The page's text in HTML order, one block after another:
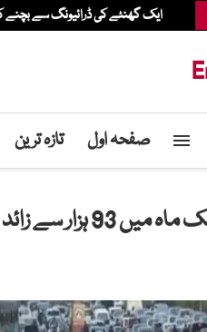
ایک گھنٹے کی ڈرائیونگ سے بچنے کیلئے 69 سالہ شخص ہیلی کاپٹر میں شاپنگ
صفحہ اول تازہ ترین
کروڑوں روپے کے جرمانے عائد